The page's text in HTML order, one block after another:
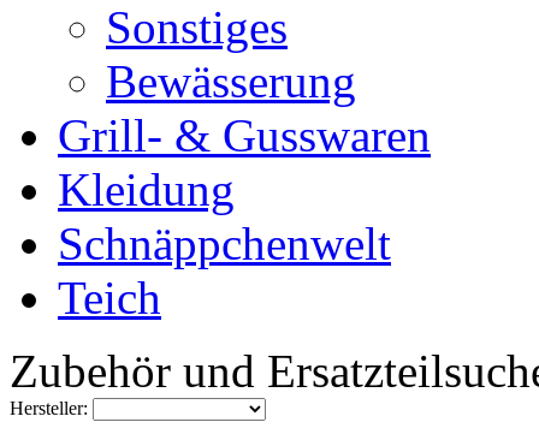
Sonstiges
Bewässerung
Grill- & Gusswaren
Kleidung
Schnäppchenwelt
Teich
Zubehör und
Hersteller: